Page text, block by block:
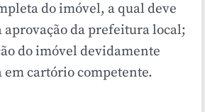
do imóvel, a qual deve
aprovação da prefeitura local;
do imóvel devidamente
em cartório competente.